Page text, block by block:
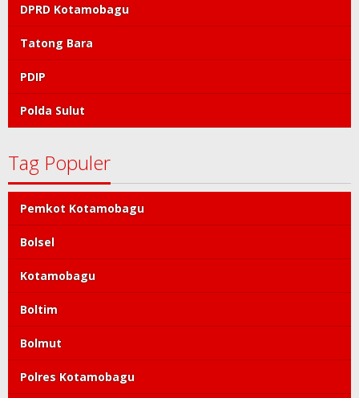
DPRD Kotamobagu
Tatong Bara
PDIP
Polda Sulut
Tag Populer
Pemkot Kotamobagu
Bolsel
Kotamobagu
Boltim
Bolmut
Polres Kotamobagu